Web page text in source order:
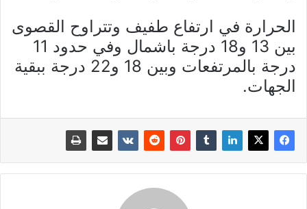
الحرارة في ارتفاع طفيف وتتراوح القصوى
بين 13 و18 درجة باشمال وفي حدود 11
درجة بالمرتفعات وبين 18 و22 درجة ببقية
الجهات.